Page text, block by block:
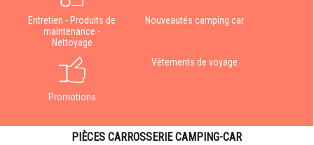
Entretien - Produits de
maintenance -
Nettoyage
Nouveautés camping car
Promotions
Vêtements de voyage
PIÈCES CARROSSERIE CAMPING-CAR